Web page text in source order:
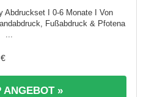
Abdruckset I 0-6 Monate I Von
Fußabdruck & Pfotena
ANGEBOT »